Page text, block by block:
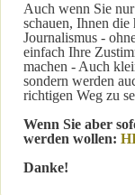
Auch wenn Sie
schauen, Ihnen
Journalismus -
einfach Ihre
machen - Auch
sondern werden
richtigen Weg zu
Wenn Sie aber
werden wollen:
Danke!